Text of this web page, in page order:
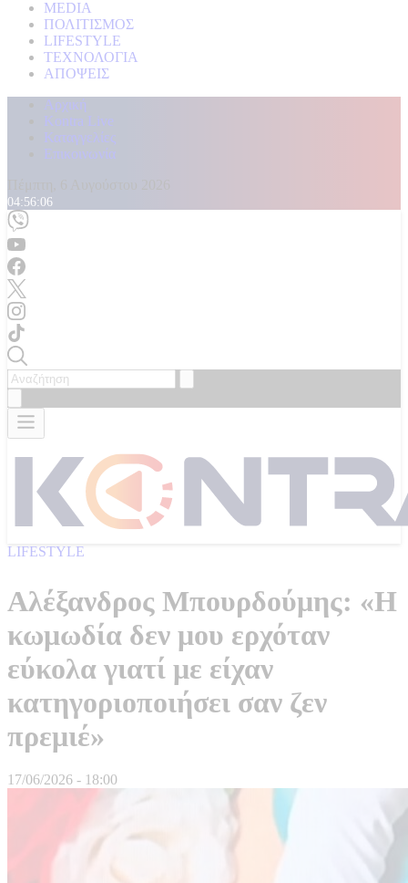
MEDIA
ΠΟΛΙΤΙΣΜΟΣ
LIFESTYLE
ΤΕΧΝΟΛΟΓΙΑ
ΑΠΟΨΕΙΣ
Αρχική
Kontra Live
Καταγγελίες
Επικοινωνία
04:56:08
LIFESTYLE
Αλέξανδρος Μπουρδούμης: «Η
κωμωδία δεν μου ερχόταν
εύκολα γιατί με είχαν
κατηγοριοποιήσει σαν ζεν
πρεμιέ»
17/06/2026 - 18:00